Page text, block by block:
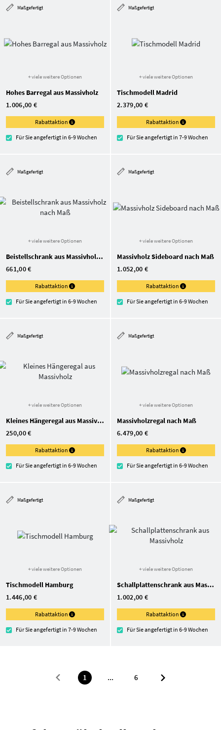
Maßgefertigt
+ viele weitere Optionen
Hohes Barregal aus Massivholz
1.006,00 €
Rabattaktion
Für Sie angefertigt in 6-9 Wochen
Maßgefertigt
+ viele weitere Optionen
Tischmodell Madrid
2.379,00 €
Rabattaktion
Für Sie angefertigt in 7-9 Wochen
Maßgefertigt
+ viele weitere Optionen
Beistellschrank aus Massivholz nach Maß
661,00 €
Rabattaktion
Für Sie angefertigt in 6-9 Wochen
Maßgefertigt
+ viele weitere Optionen
Massivholz Sideboard nach Maß
1.052,00 €
Rabattaktion
Für Sie angefertigt in 6-9 Wochen
Maßgefertigt
+ viele weitere Optionen
Kleines Hängeregal aus Massivholz
250,00 €
Rabattaktion
Für Sie angefertigt in 6-9 Wochen
Maßgefertigt
+ viele weitere Optionen
Massivholzregal nach Maß
6.479,00 €
Rabattaktion
Für Sie angefertigt in 6-9 Wochen
Maßgefertigt
+ viele weitere Optionen
Tischmodell Hamburg
1.446,00 €
Rabattaktion
Für Sie angefertigt in 7-9 Wochen
Maßgefertigt
+ viele weitere Optionen
Schallplatten­schrank aus Massivholz
1.002,00 €
Rabattaktion
Für Sie angefertigt in 6-9 Wochen
1 ... 6